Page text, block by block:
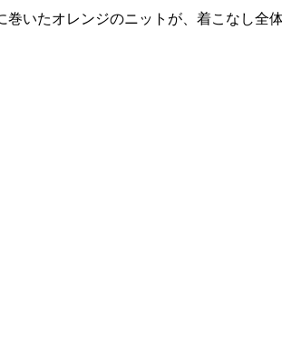
いたオレンジのニットが、着こなし